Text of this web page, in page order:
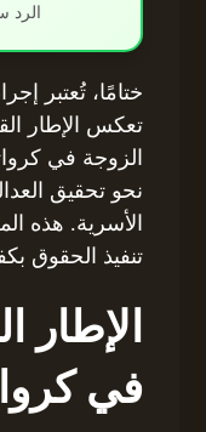
الرد
ختامًا، تُعتبر
تعكس الإطار
الزوجة في
نحو تحقيق
الأسرية. هذه
تنفيذ الحقوق
الإطار
في